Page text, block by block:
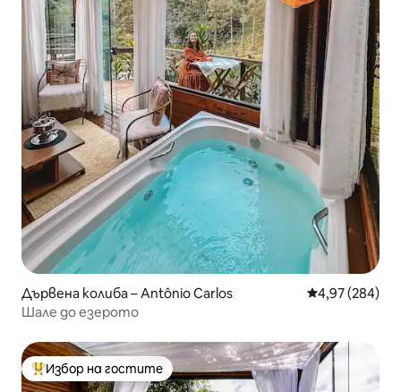
Дървена колиба – Antônio Carlos Средна
4,97 (284)
Шале до езерото
Най-популярен избор на гостите
Избор на гостите